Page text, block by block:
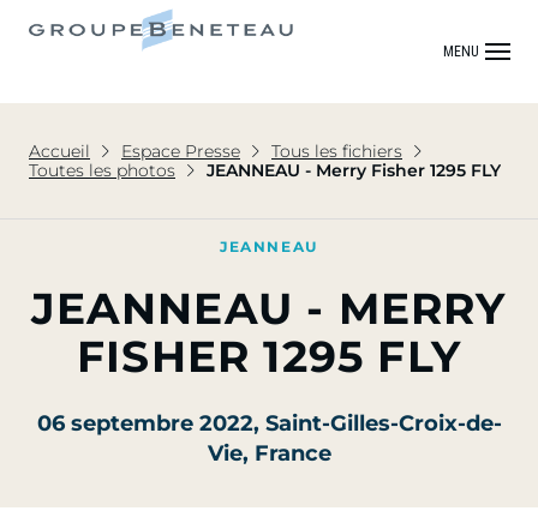
MENU
Accueil Espace Presse
Tous les fichiers
Toutes les photos
JEANNEAU - Merry Fisher 1295 FLY
JEANNEAU
JEANNEAU - MERRY
FISHER 1295 FLY
06 septembre 2022, Saint-Gilles-Croix-de-
Vie, France